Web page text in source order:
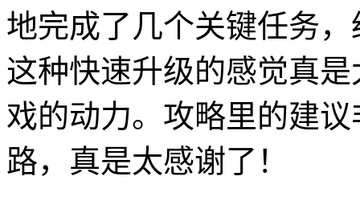
地完成了几个关键任务
这种快速升级的感觉真
戏的动力。攻略里的建
路，真是太感谢了！